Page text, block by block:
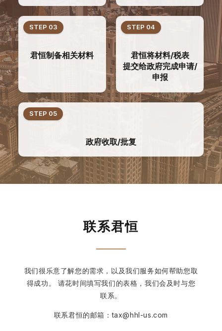
君恒制备相关材料
STEP 03
君恒将材料/税表
提交给政府完成申请/
申报
STEP 04
政府收取/批复
STEP 05
联系君恒
我们很乐意了解您的需求，以及我们服务如何帮助您取
得成功。 请花时间填写我们的表格，我们会及时与您
联系。
联系君恒的邮箱：tax@hhl-us.com